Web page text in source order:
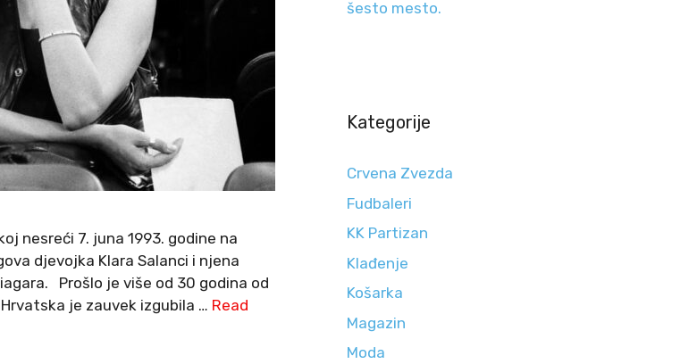
nesreći 7. juna 1993. godine na
djevojka Klara Salanci i njena
Prošlo je više od 30 godina od
je zauvek izgubila … Read
šesto mesto.
Kategorije
Crvena Zvezda
Fudbaleri
KK Partizan
Klađenje
Košarka
Magazin
Moda